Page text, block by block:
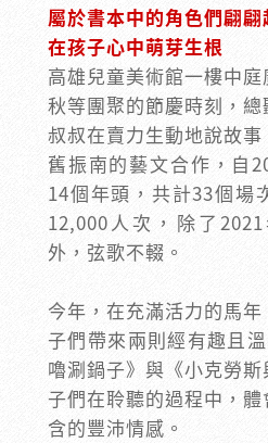
屬於書本中的角色們翩
在孩子心中萌芽生根
高雄兒童美術館一樓中
秋等團聚的節慶時刻，
叔叔在賣力生動地說故
舊振南的藝文合作，自
14個年頭，共計33個場
12,000人次，除了
外，弦歌不輟。
今年，在充滿活力的馬
子們帶來兩則經有趣且
嚕涮鍋子》與《小克勞
子們在聆聽的過程中，
含的豐沛情感。